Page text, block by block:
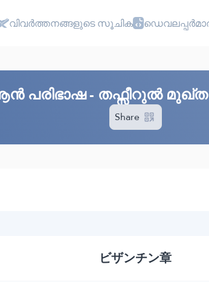
വിവർത്തനങ്ങളുടെ സൂചിക
പരിഭാഷ - തഫ്സീറുൽ
Share
ビザンチン章